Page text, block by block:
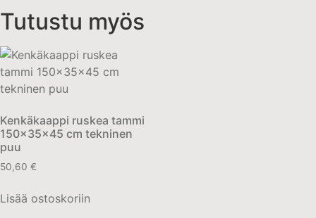
Tutustu myös
Kenkäkaappi ruskea tammi
150x35x45 cm tekninen
puu
50,60 €
Lisää ostoskoriin